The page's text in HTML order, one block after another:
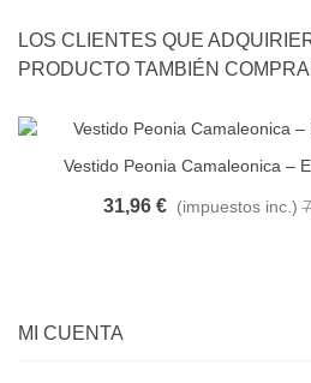
LOS CLIENTES QUE
PRODUCTO TAMBIÉN
Vestido Peonia Camaleonica –
31,96 € (impuestos inc.)
MI CUENTA